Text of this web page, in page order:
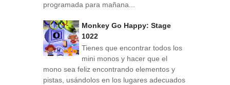
programada para mañana...
Monkey Go Happy: Stage
1022
Tienes que encontrar todos los
mini monos y hacer que el
mono sea feliz encontrando elementos y
pistas, usándolos en los lugares adecuados